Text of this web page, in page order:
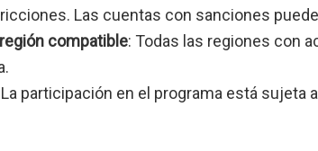
Las cuentas con sanciones
compatible: Todas las regiones con
La participación en el programa está sujeta